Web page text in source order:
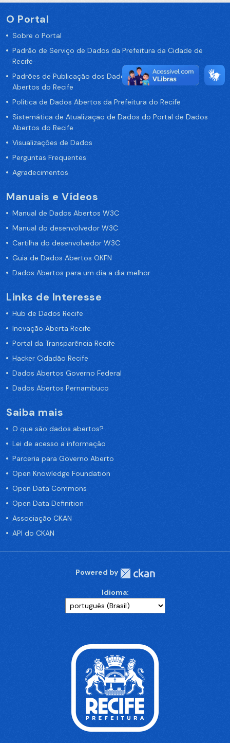
O Portal
Sobre o Portal
Padrão de Serviço de Dados da Prefeitura da Cidade de
Recife
Padrões de Publicação dos Dados no Portal de Dados
Abertos do Recife
Política de Dados Abertos da Prefeitura do Recife
Sistemática de Atualização de Dados do Portal de Dados
Abertos do Recife
Visualizações de Dados
Perguntas Frequentes
Agradecimentos
Manuais e Vídeos
Manual de Dados Abertos W3C
Manual do desenvolvedor W3C
Cartilha do desenvolvedor W3C
Guia de Dados Abertos OKFN
Dados Abertos para um dia a dia melhor
Links de Interesse
Hub de Dados Recife
Inovação Aberta Recife
Portal da Transparência Recife
Hacker Cidadão Recife
Dados Abertos Governo Federal
Dados Abertos Pernambuco
Saiba mais
O que são dados abertos?
Lei de acesso a informação
Parceria para Governo Aberto
Open Knowledge Foundation
Open Data Commons
Open Data Definition
Associação CKAN
API do CKAN
Powered by
Idioma